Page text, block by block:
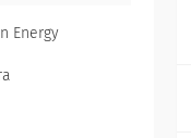
Energy